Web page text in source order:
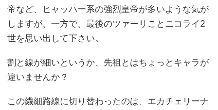
帝など、ヒャッハー系の強烈皇帝が多いような気が
しますが、一方で、最後のツァーリことニコライ2
世を思い出して下さい。
割と線が細いというか、先祖とはちょっとキャラが
違いませんか？
この繊細路線に切り替わったのは、エカチェリーナ